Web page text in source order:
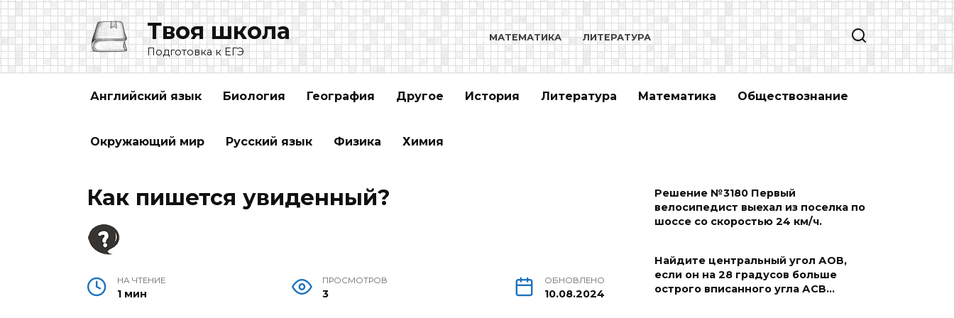
Перейти
к
содержанию
Твоя школа
Подготовка к ЕГЭ
МАТЕМАТИКА ЛИТЕРАТУРА
Английский язык Биология География Другое История Литература Математика Обществознание
Окружающий мир Русский язык Физика Химия
Как пишется увиденный?
НА ЧТЕНИЕ
1 мин
ПРОСМОТРОВ
3
ОБНОВЛЕНО
10.08.2024
Решение №3180 Первый
велосипедист выехал из поселка по
шоссе со скоростью 24 км/ч.
Найдите центральный угол АОВ,
если он на 28 градусов больше
острого вписанного угла АСВ…